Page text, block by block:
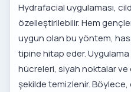
Hydrafacial uygulaması,
özelleştirilebilir. Hem
uygun olan bu yöntem,
tipine hitap eder. Uygulama
hücreleri, siyah noktalar ve
şekilde temizlenir.